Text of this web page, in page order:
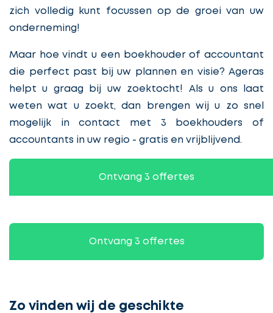
zich volledig kunt focussen op de groei van uw
onderneming!
Maar hoe vindt u een boekhouder of accountant
die perfect past bij uw plannen en visie? Ageras
helpt u graag bij uw zoektocht! Als u ons laat
weten wat u zoekt, dan brengen wij u zo snel
mogelijk in contact met 3 boekhouders of
accountants in uw regio - gratis en vrijblijvend.
Ontvang 3 offertes
Ontvang 3 offertes
Zo vinden wij de geschikte